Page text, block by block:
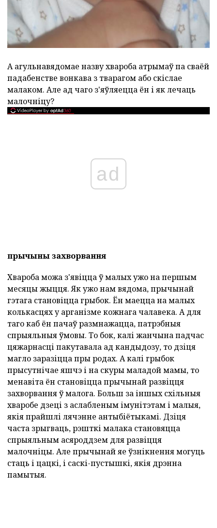
А агульнавядомае назву хвароба атрымаў па сваёй
падабенстве вонкава з тварагом або скіслае
малаком. Але ад чаго з'яўляецца ён і як лечаць
малочніцу?
ad
прычыны захворвання
Хвароба можа з'явіцца ў малых ужо на першым
месяцы жыцця. Як ужо нам вядома, прычынай
гэтага становіцца грыбок. Ён маецца на малых
колькасцях у арганізме кожнага чалавека. А для
таго каб ён пачаў размнажацца, патрэбныя
спрыяльныя ўмовы. То бок, калі жанчына падчас
цяжарнасці пакутавала ад кандыдозу, то дзіця
магло заразіцца пры родах. А калі грыбок
прысутнічае яшчэ і на скуры маладой мамы, то
менавіта ён становіцца прычынай развіцця
захворвання ў малога. Больш за іншых схільныя
хваробе дзеці з аслабленым імунітэтам і малыя,
якія прайшлі лячэнне антыбіётыкамі. Дзіця
часта зрыгваць, рэшткі малака становяцца
спрыяльным асяроддзем для развіцця
малочніцы. Але прычынай яе ўзнікнення могуць
стаць і цацкі, і саскі-пустышкі, якія дрэнна
памытыя.